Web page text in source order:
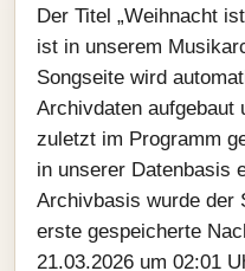
Der Titel „Weihnacht
ist in unserem
Songseite wird
Archivdaten aufgebaut
zuletzt im Programm
in unserer Datenbasis
Archivbasis wurde der
erste gespeicherte
21.03.2026 um 02:01